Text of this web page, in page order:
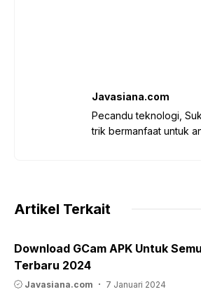
Javasiana.com
Pecandu teknologi,
trik bermanfaat untuk
Artikel Terkait
Download GCam APK Untuk
Terbaru 2024
Javasiana.com 7 Januari 2024